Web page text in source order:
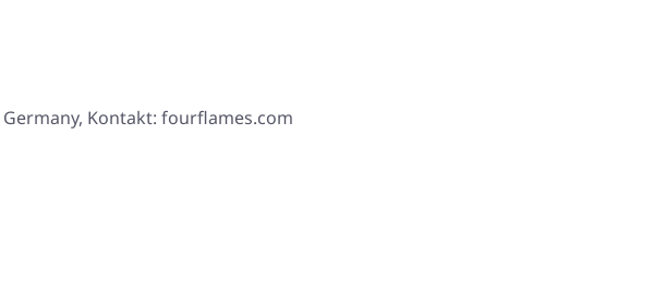
Kontakt: fourflames.com